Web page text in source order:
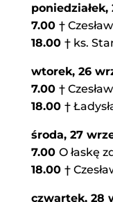
poniedziałek,
7.00 †
18.00 † ks.
wtorek, 26
7.00 †
18.00 †
środa, 27
7.00 O łaskę
18.00 †
czwartek, 28